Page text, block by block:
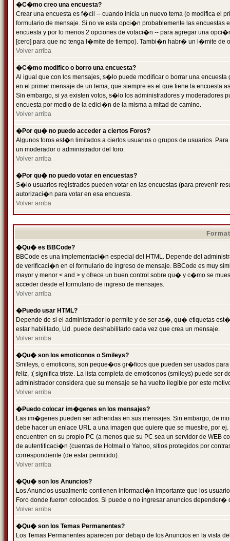
�C�mo creo una encuesta?
Crear una encuesta es f�cil -- cuando inicia un nuevo tema (o modifica el
formulario de mensaje. Si no ve esta opci�n probablemente las
encuesta y por lo menos 2 opciones de votaci�n -- para agregar una
[cero] para que no tenga l�mite de tiempo). Tambi�n habr� un l�mite de
Volver arriba
�C�mo modifico o borro una encuesta?
Al igual que con los mensajes, s�lo puede modificar o borrar una
en el primer mensaje de un tema, que siempre es el que tiene la encuesta
Sin embargo, si ya existen votos, s�lo los administradores y moderadores
encuesta por medio de la edici�n de la misma a mitad de camino.
Volver arriba
�Por qu� no puedo acceder a ciertos Foros?
Algunos foros est�n limitados a ciertos usuarios o grupos de usuarios.
un moderador o administrador del foro.
Volver arriba
�Por qu� no puedo votar en encuestas?
S�lo usuarios registrados pueden votar en las encuestas (para prevenir
autorizaci�n para votar en esa encuesta.
Volver arriba
�Qu� es BBCode?
BBCode es una implementaci�n especial del HTML. Depende del
de verificaci�n en el formulario de ingreso de mensaje. BBCode es muy
mayor y menor < and > y ofrece un buen control sobre qu� y c�mo se
acceder desde el formulario de ingreso de mensajes.
Volver arriba
�Puedo usar HTML?
Depende de si el administrador lo permite y de ser as�, qu� etiquetas
estar habilitado, Ud. puede deshabilitarlo cada vez que crea un mensaje.
Volver arriba
�Qu� son los emoticonos o Smileys?
Smileys, o emoticons, son peque�os gr�ficos que pueden ser usados
feliz, :( significa triste. La lista completa de emoticonos (smileys) puede
administrador considera que su mensaje se ha vuelto ilegible por este
Volver arriba
�Puedo colocar im�genes en los mensajes?
Las im�genes pueden ser adheridas en sus mensajes. Sin embargo, de
debe hacer un enlace URL a una imagen que quiere que se muestre, por
encuentren en su propio PC (a menos que su PC sea un servidor de
de autentificaci�n (cuentas de Hotmail o Yahoo, sitios protegidos por
correspondiente (de estar permitido).
Volver arriba
�Qu� son los Anuncios?
Los Anuncios usualmente contienen informaci�n importante que los
Foro donde fueron colocados. Si puede o no ingresar anuncios
Volver arriba
�Qu� son los Temas Permanentes?
Los Temas Permanentes aparecen por debajo de los Anuncios en la